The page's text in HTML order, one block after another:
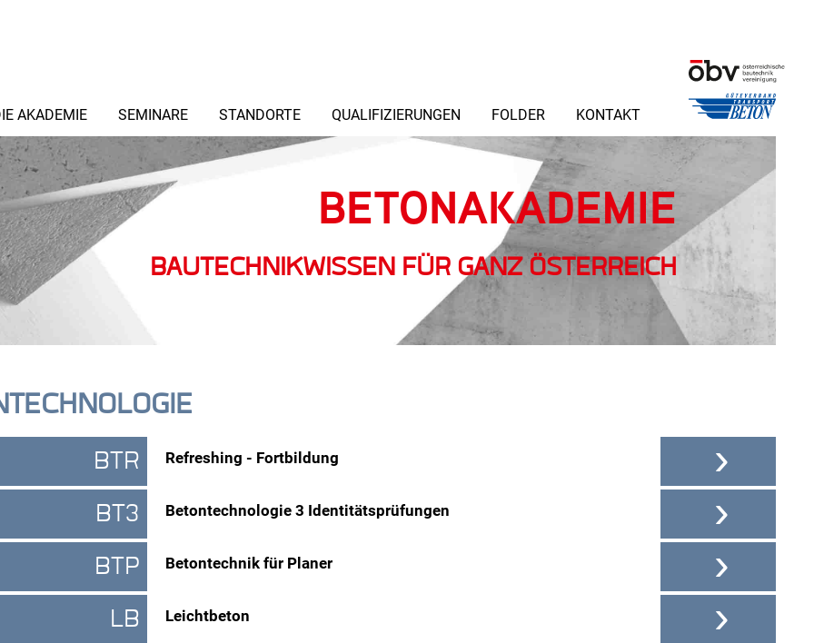
AKADEMIE SEMINARE STANDORTE QUALIFIZIERUNGEN FOLDER KONTAKT
BETONAKADEMIE
BAUTECHNIKWISSEN FÜR GANZ ÖSTERREICH
BTR Refreshing - Fortbildung ›
BT3 Betontechnologie 3 Identitätsprüfungen ›
BTP Betontechnik für Planer ›
LB Leichtbeton ›